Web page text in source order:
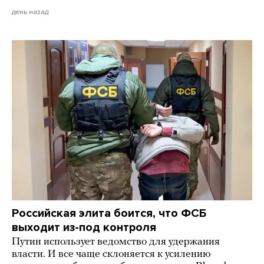
день назад
Российская элита боится, что ФСБ
выходит из-под контроля
Путин использует ведомство для удержания
власти. И все чаще склоняется к усилению